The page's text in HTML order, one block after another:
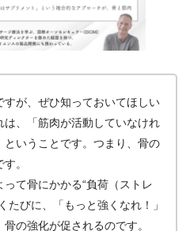
すが、ぜひ知っておいてほしい
、「筋肉が活動していなけれ
いうことです。つまり、骨の
。
て骨にかかる“負荷（ストレ
たびに、「もっと強くなれ！」
の強化が促されるのです。